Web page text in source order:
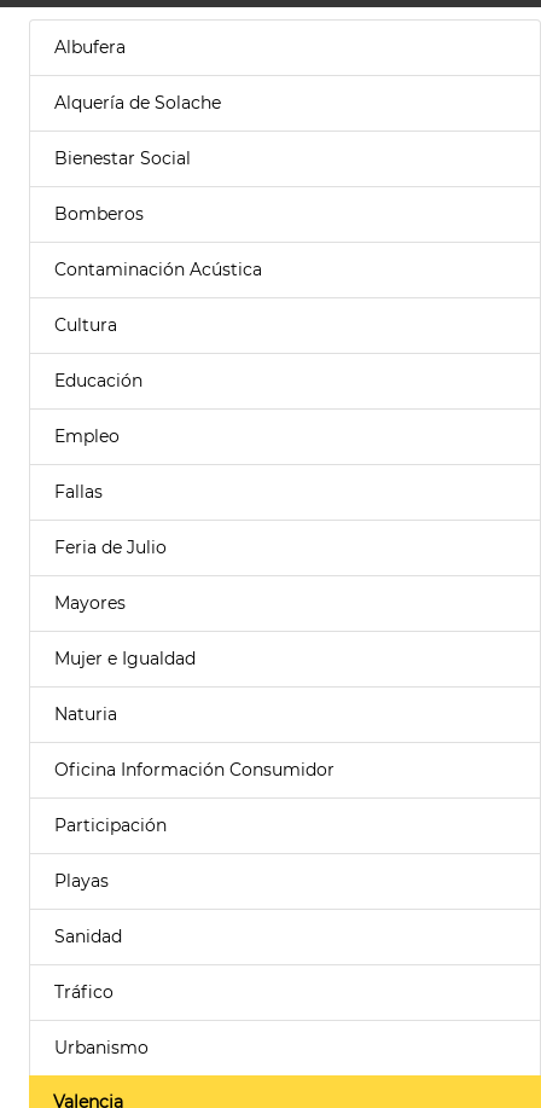
Albufera
Alquería de Solache
Bienestar Social
Bomberos
Contaminación Acústica
Cultura
Educación
Empleo
Fallas
Feria de Julio
Mayores
Mujer e Igualdad
Naturia
Oficina Información Consumidor
Participación
Playas
Sanidad
Tráfico
Urbanismo
Valencia